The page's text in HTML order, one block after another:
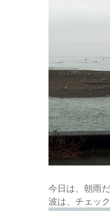
今日は、朝雨
波は、チェッ